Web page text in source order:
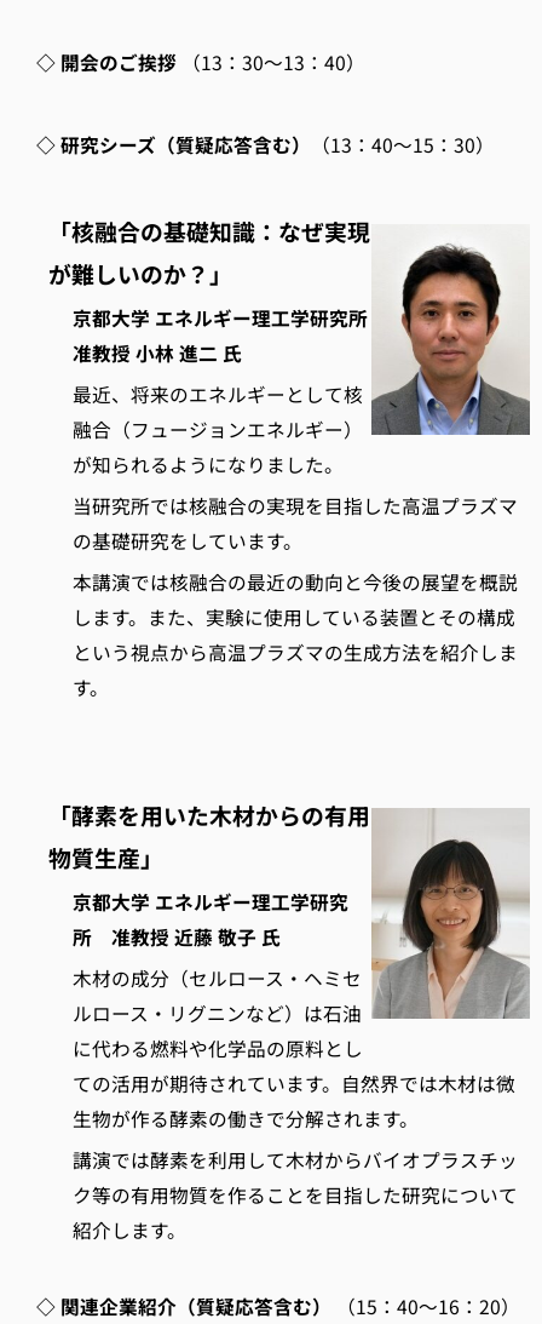
◇ 開会のご挨拶 （13：30～13：40）
◇ 研究シーズ（質疑応答含む） （13：40～15：30）
「核融合の基礎知識：なぜ実現
が難しいのか？」
京都大学 エネルギー理工学研究所
准教授 小林 進二 氏
最近、将来のエネルギーとして核
融合（フュージョンエネルギー）
が知られるようになりました。
当研究所では核融合の実現を目指した高温プラズマ
の基礎研究をしています。
本講演では核融合の最近の動向と今後の展望を概説
します。また、実験に使用している装置とその構成
という視点から高温プラズマの生成方法を紹介しま
す。
「酵素を用いた木材からの有用
物質生産」
京都大学 エネルギー理工学研究
所 准教授 近藤 敬子 氏
木材の成分（セルロース・ヘミセ
ルロース・リグニンなど）は石油
に代わる燃料や化学品の原料とし
ての活用が期待されています。自然界では木材は微
生物が作る酵素の働きで分解されます。
講演では酵素を利用して木材からバイオプラスチッ
ク等の有用物質を作ることを目指した研究について
紹介します。
◇ 関連企業紹介（質疑応答含む） （15：40～16：20）